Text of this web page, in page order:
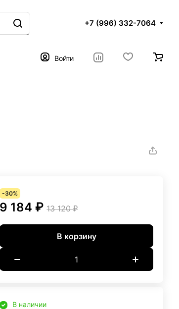
+7 (996) 332-7064
Войти
-30%
9 184 ₽ 13 120 ₽
В корзину
В наличии